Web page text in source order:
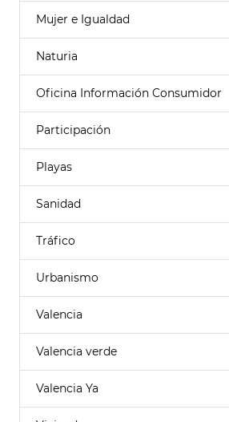
Mujer e Igualdad
Naturia
Oficina Información Consumidor
Participación
Playas
Sanidad
Tráfico
Urbanismo
Valencia
Valencia verde
Valencia Ya